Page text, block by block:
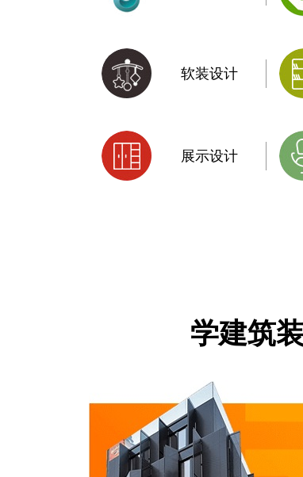
软装设计
展示设计
学建筑